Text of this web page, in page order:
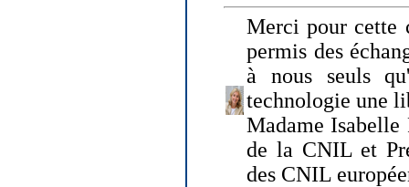
Merci pour cette
permis des
à nous seuls
technologie une
Madame Isabelle
de la CNIL et
des CNIL